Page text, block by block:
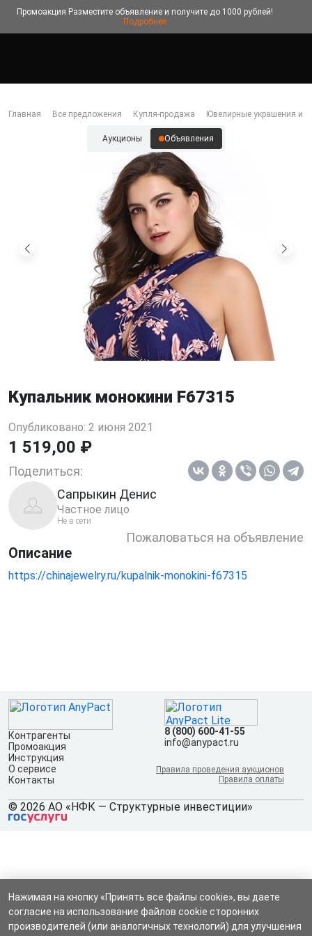
Промоакция Разместите объявление и получите до 1000 рублей!
Подробнее
Главная Все предложения Купля-продажа Ювелирные украшения и
Аукционы Объявления
Купальник монокини F67315
Опубликовано: 2 июня 2021
1 519,00 ₽
Поделиться:
Сапрыкин Денис
Частное лицо
Не в сети
Пожаловаться на объявление
Описание
https://chinajewelry.ru/kupalnik-monokini-f67315
Контрагенты
Промоакция
Инструкция
О сервисе
Контакты
8 (800) 600-41-55
info@anypact.ru
Правила проведения аукционов
Правила оплаты
© 2026 АО «НФК — Структурные инвестиции»
Нажимая на кнопку «Принять все файлы cookie», вы даете
согласие на использование файлов cookie сторонних
производителей (или аналогичных технологий) для улучшения